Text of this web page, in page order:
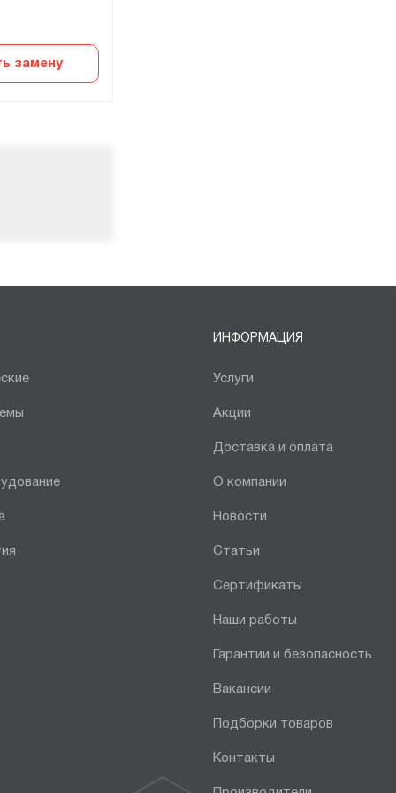
замену
ИНФОРМАЦИЯ
Услуги
Акции
Доставка и оплата
О компании
Новости
Статьи
Сертификаты
Наши работы
Гарантии и безопасность
Вакансии
Подборки товаров
Контакты